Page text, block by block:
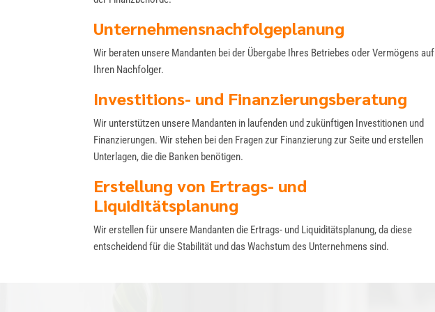
Unternehmensnachfolgeplanung
Wir beraten unsere Mandanten bei der Übergabe Ihres Betriebes oder Vermögens auf
Ihren Nachfolger.
Investitions- und Finanzierungsberatung
Wir unterstützen unsere Mandanten in laufenden und zukünftigen Investitionen und
Finanzierungen. Wir stehen bei den Fragen zur Finanzierung zur Seite und erstellen
Unterlagen, die die Banken benötigen.
Erstellung von Ertrags- und
Liquiditätsplanung
Wir erstellen für unsere Mandanten die Ertrags- und Liquiditätsplanung, da diese
entscheidend für die Stabilität und das Wachstum des Unternehmens sind.